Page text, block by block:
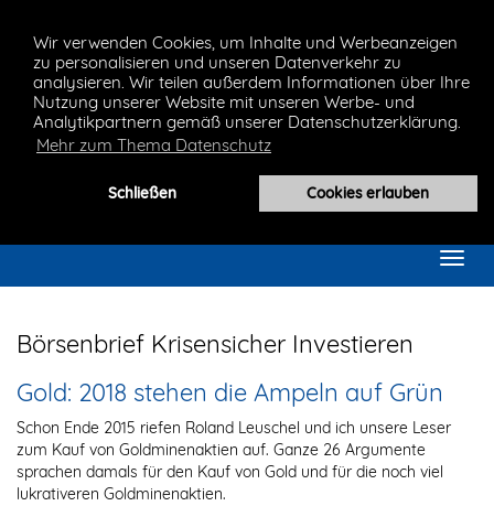
Wir verwenden Cookies, um Inhalte und Werbeanzeigen
zu personalisieren und unseren Datenverkehr zu
analysieren. Wir teilen außerdem Informationen über Ihre
Nutzung unserer Website mit unseren Werbe- und
Analytikpartnern gemäß unserer Datenschutzerklärung.
Mehr zum Thema Datenschutz
Schließen Cookies erlauben
Börsenbrief Krisensicher Investieren
Gold: 2018 stehen die Ampeln auf Grün
Schon Ende 2015 riefen Roland Leuschel und ich unsere Leser
zum Kauf von Goldminenaktien auf. Ganze 26 Argumente
sprachen damals für den Kauf von Gold und für die noch viel
lukrativeren Goldminenaktien.